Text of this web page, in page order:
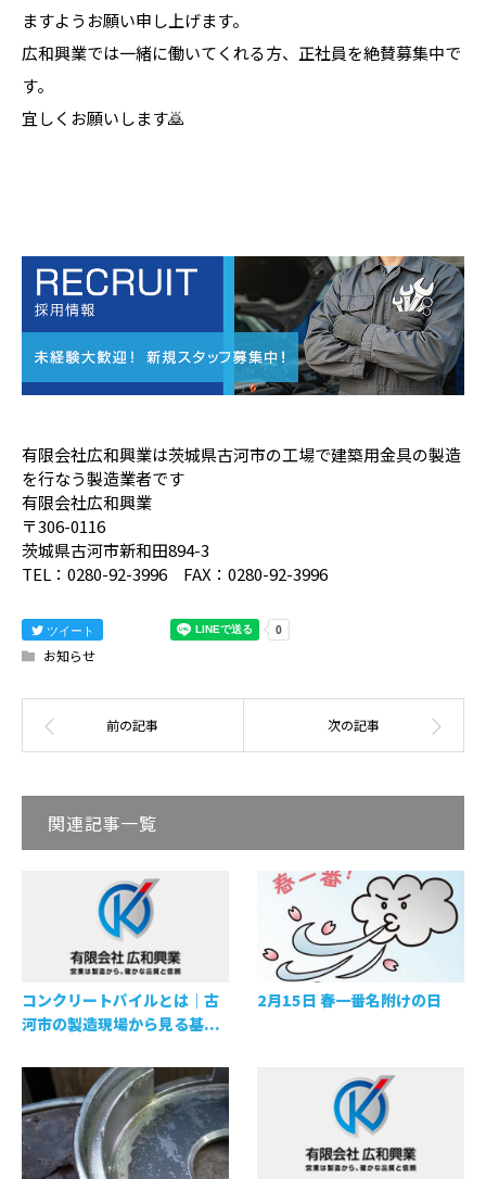
ますようお願い申し上げます。
広和興業では一緒に働いてくれる方、正社員を絶賛募集中で
す。
宜しくお願いします🙇
有限会社広和興業は茨城県古河市の工場で建築用金具の製造
を行なう製造業者です
有限会社広和興業
〒306-0116
茨城県古河市新和田894-3
TEL：0280-92-3996 FAX：0280-92-3996
ツイート
お知らせ
関連記事一覧
コンクリートパイルとは｜古
河市の製造現場から見る基...
2月15日 春一番名附けの日